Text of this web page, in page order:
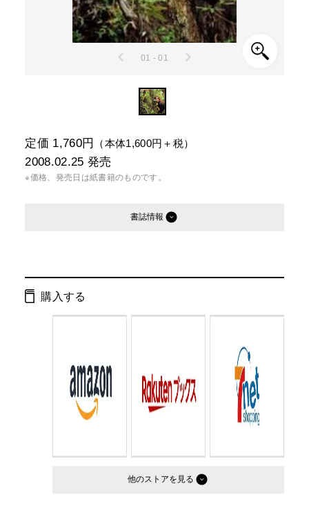
01 - 01
定価 1,760円 （本体1,600円＋税）
2008.02.25 発売
※価格、発売日は紙書籍のものです。
書誌情報
ISBN： 9784344014657
判型：
購入する
他のストア